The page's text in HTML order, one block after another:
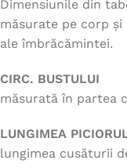
Dimensiunile din
măsurate pe corp
ale îmbrăcămintei.
CIRC. BUSTULUI
măsurată în partea
LUNGIMEA
lungimea cusăturii